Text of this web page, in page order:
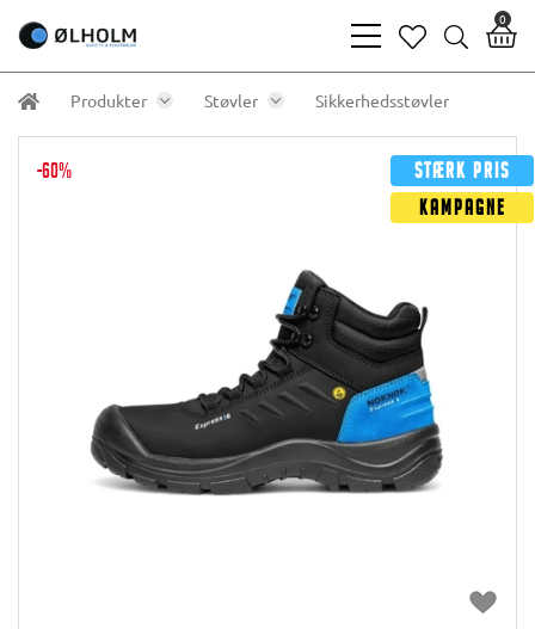
bars
light
heart
search
0
Produkter Støvler Sikkerhedsstøvler
-60%
Stærk pris
Kampagne